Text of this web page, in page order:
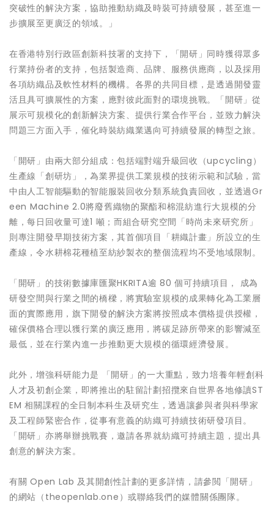
突破性的解決方案，協助推動紡織及時裝可持續發展，甚至進一
步擴展至更廣泛的領域。」
在香港特別行政區創新科技署的支持下，「開研」同時獲得眾多
行業持份者的支持，包括製造商、品牌、服務供應商，以及採用
各項紡織品及軟性材料的機構。各界的共同目標，是透過開發靈
活且具可擴展性的方案，應對彼此面對的環境挑戰。「開研」從
展示可規模化的創新解決方案、提供行業合作平台，並致力解決
問題三方面入手，催化時裝紡織業邁向可持續發展的轉型之旅。
「開研」由兩大部分組成：包括端對端升級回收（upcycling）
生產線「創研坊」，為業界提供工業規模的技術示範和試驗，當
中由人工智能驅動的智能服裝回收分類系統負責回收，並透過Gr
een Machine 2.0將廢舊織物的聚酯和棉混紡進行大規模的分
離，每日回收量可達1 噸；而組合研究空間「時尚未來研究所」
則專注開發早期技術方案，其首個項目「耕織計畫」所設立的生
產線，令水耕棉花種植至紡紗製衣的整個流程均不受地域限制。
「開研」的技術數據庫匯聚HKRITA逾 80 個可持續項目， 成為
研發空間與行業之間的橋樑，將實驗室規模的成果轉化為工業層
面的實際應用，旗下開發的解決方案將按照成本價格提供授權，
確保價格合理以獲行業的廣泛應用，將碳足跡所帶來的影響減至
最低，並在行業內進一步推動更大規模的循環經濟發展。
此外，增強科研能力是 「開研」的一大重點，致力培養年輕創科
人才及初創企業，即將推出的駐留計劃招攬來自世界各地修讀ST
EM 相關課程的全日制本科生及研究生，透過讓參與者與科學家
及工程師緊密合作，從事有意義的紡織可持續技術研發項目。
「開研」亦將舉辦挑戰賽，邀請各界就紡織可持續主題，提出具
創意的解決方案。
有關 Open Lab 及其開創性計劃的更多詳情，請參閲「開研」
的網站（theopenlab.one）或聯絡我們的媒體關係團隊。